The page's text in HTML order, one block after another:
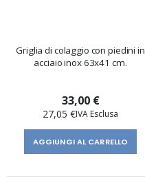
Griglia di colaggio con piedini in
acciaio inox 63x41 cm.
33,00 €
27,05 €
AGGIUNGI AL CARRELLO